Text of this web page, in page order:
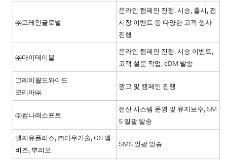
㈜프레인글로벌
온라인 캠페인 진행, 시승, 출시, 전
시장 이벤트 등 다양한 고객 행사
진행
㈜마이테이블
온라인 캠페인 진행, 시승 이벤트,
고객 설문 작업, eDM 발송
그레이월드와이드
코리아㈜
광고 및 캠페인 진행
㈜컴나래소프트
전산 시스템 운영 및 유지보수, SM
S 일괄 발송
엘지유플러스, ㈜다우기술, GS 엠
비즈, 뿌리오
SMS 일괄 발송